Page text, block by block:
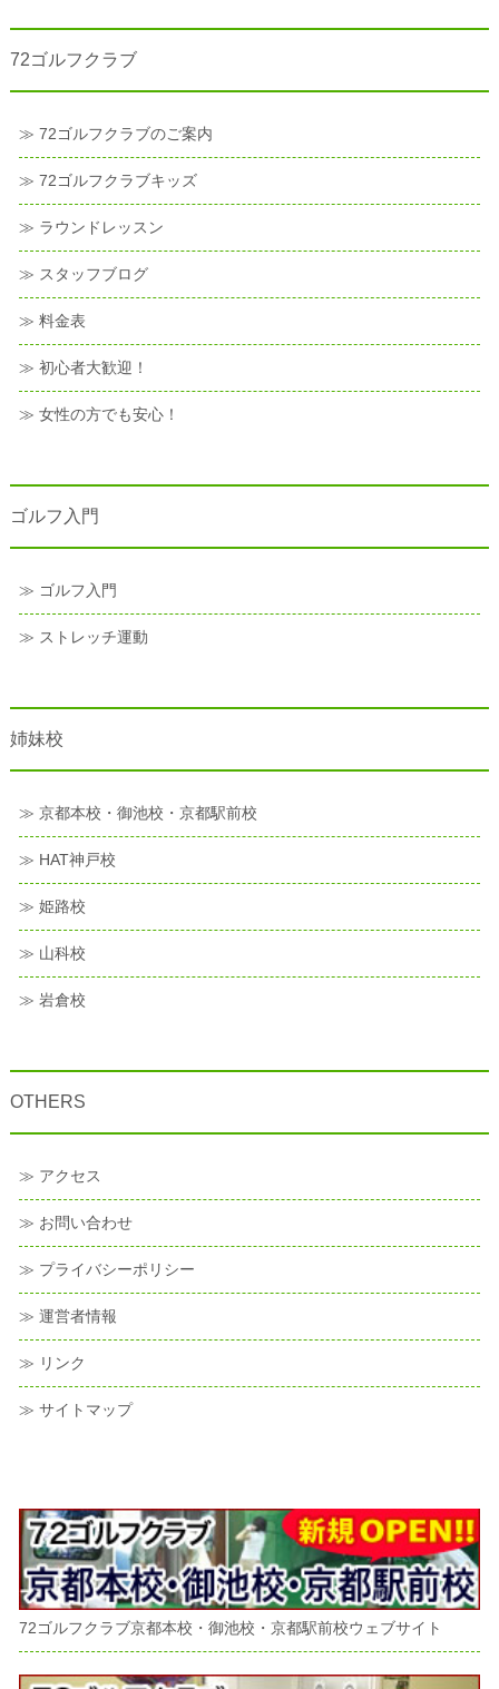
72ゴルフクラブ
≫ 72ゴルフクラブのご案内
≫ 72ゴルフクラブキッズ
≫ ラウンドレッスン
≫ スタッフブログ
≫ 料金表
≫ 初心者大歓迎！
≫ 女性の方でも安心！
ゴルフ入門
≫ ゴルフ入門
≫ ストレッチ運動
姉妹校
≫ 京都本校・御池校・京都駅前校
≫ HAT神戸校
≫ 姫路校
≫ 山科校
≫ 岩倉校
OTHERS
≫ アクセス
≫ お問い合わせ
≫ プライバシーポリシー
≫ 運営者情報
≫ リンク
≫ サイトマップ
72ゴルフクラブ京都本校・御池校・京都駅前校ウェブサイト